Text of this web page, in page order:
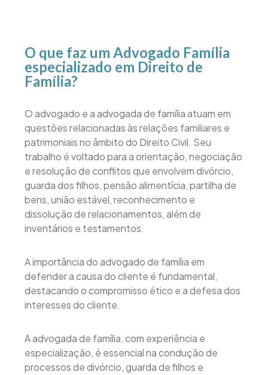
O que faz um Advogado Família
especializado em Direito de
Família?
O advogado e a advogada de família atuam em
questões relacionadas às relações familiares e
patrimoniais no âmbito do Direito Civil. Seu
trabalho é voltado para a orientação, negociação
e resolução de conflitos que envolvem divórcio,
guarda dos filhos, pensão alimentícia, partilha de
bens, união estável, reconhecimento e
dissolução de relacionamentos, além de
inventários e testamentos.
A importância do advogado de família em
defender a causa do cliente é fundamental,
destacando o compromisso ético e a defesa dos
interesses do cliente.
A advogada de família, com experiência e
especialização, é essencial na condução de
processos de divórcio, guarda de filhos e